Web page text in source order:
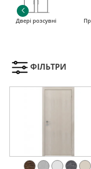
Двері розсувні
ФІЛЬТРИ